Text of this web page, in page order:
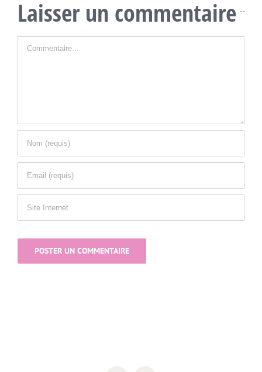
Laisser un commentaire
Commentaire